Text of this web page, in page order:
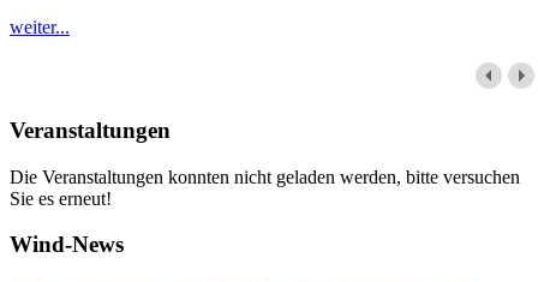
weiter...
Veranstaltungen
Die Veranstaltungen konnten nicht geladen werden, bitte versuchen
Sie es erneut!
Wind-News